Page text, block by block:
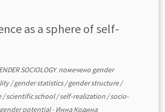
as a sphere of self-
SOCIOLOGYпомечено gender
/gender statistics/gender structure/
/scientific school/self-realization /socio-
potential- Инна Кодина